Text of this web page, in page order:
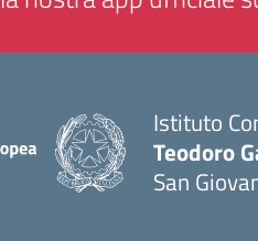
Istituto
Teodoro
San